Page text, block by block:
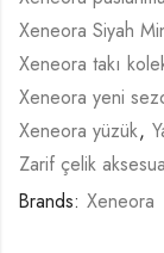
Xeneora Siyah
Xeneora takı
Xeneora yeni
Xeneora yüzük,
Zarif çelik
Brands: Xeneora